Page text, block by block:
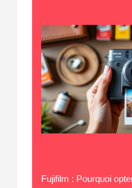
Fujifilm : Pourquoi